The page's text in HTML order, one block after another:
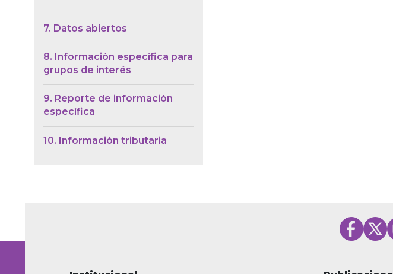
7. Datos abiertos
8. Información específica para
grupos de interés
9. Reporte de información
específica
10. Información tributaria